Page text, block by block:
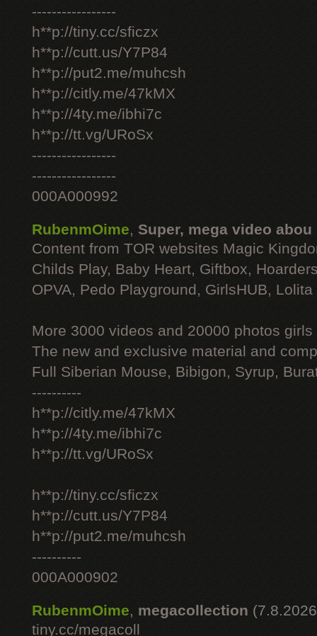
-----------------
h**p://tiny.cc/sficzx
h**p://cutt.us/Y7P84
h**p://put2.me/muhcsh
h**p://citly.me/47kMX
h**p://4ty.me/ibhi7c
h**p://tt.vg/URoSx
-----------------
-----------------
000A000992
RubenmOime, Super, mega video abou
Content from TOR websites Magic
Childs Play, Baby Heart, Giftbox,
OPVA, Pedo Playground, GirlsHUB, Lolita
More 3000 videos and 20000 photos
The new and exclusive material and
Full Siberian Mouse, Bibigon, Syrup,
----------
h**p://citly.me/47kMX
h**p://4ty.me/ibhi7c
h**p://tt.vg/URoSx
h**p://tiny.cc/sficzx
h**p://cutt.us/Y7P84
h**p://put2.me/muhcsh
----------
000A000902
RubenmOime, megacollection
tiny.cc/megacoll